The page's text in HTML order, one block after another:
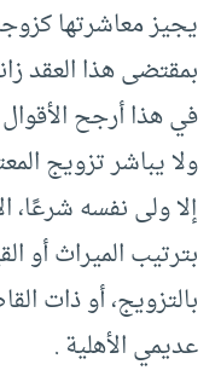
يجيز معاشرتها
بمقتضى هذا العقد
في هذا أرجح
ولا يباشر تزويج
إلا ولى نفسه شرعًا،
بترتيب الميراث أو
بالتزويج، أو ذات
عديمي الأهلية .‏